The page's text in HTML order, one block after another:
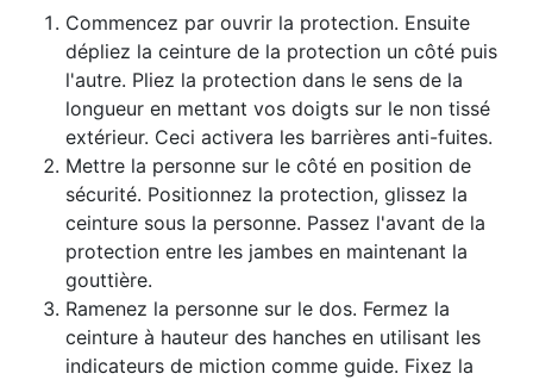
Commencez par ouvrir la protection. Ensuite
dépliez la ceinture de la protection un côté puis
l'autre. Pliez la protection dans le sens de la
longueur en mettant vos doigts sur le non tissé
extérieur. Ceci activera les barrières anti-fuites.
Mettre la personne sur le côté en position de
sécurité. Positionnez la protection, glissez la
ceinture sous la personne. Passez l'avant de la
protection entre les jambes en maintenant la
gouttière.
Ramenez la personne sur le dos. Fermez la
ceinture à hauteur des hanches en utilisant les
indicateurs de miction comme guide. Fixez la